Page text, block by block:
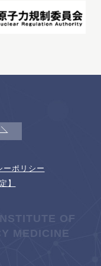
ーポリシー
】
OF
MEDICINE